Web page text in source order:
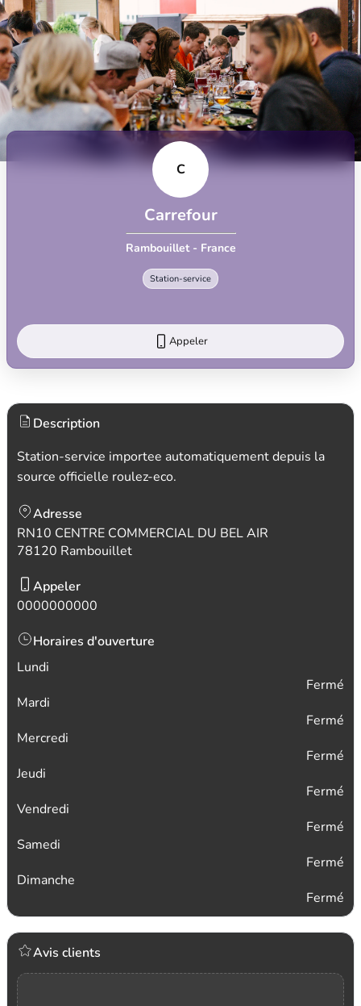
C
Carrefour
Rambouillet - France
Station-service
Appeler
Description
Station-service importee automatiquement depuis la
source officielle roulez-eco.
Adresse
RN10 CENTRE COMMERCIAL DU BEL AIR
78120 Rambouillet
Appeler
0000000000
Horaires d'ouverture
Lundi
Fermé
Mardi
Fermé
Mercredi
Fermé
Jeudi
Fermé
Vendredi
Fermé
Samedi
Fermé
Dimanche
Fermé
Avis clients